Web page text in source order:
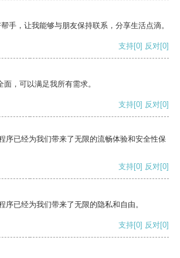
手，让我能够与朋友保持联系，分享生活点滴。
支持[0] 反对[0]
，可以满足我所有需求。
支持[0] 反对[0]
序已经为我们带来了无限的流畅体验和安全性保
支持[0] 反对[0]
序已经为我们带来了无限的隐私和自由。
支持[0] 反对[0]